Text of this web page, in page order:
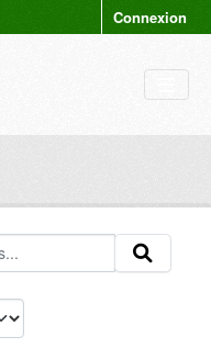
Connexion